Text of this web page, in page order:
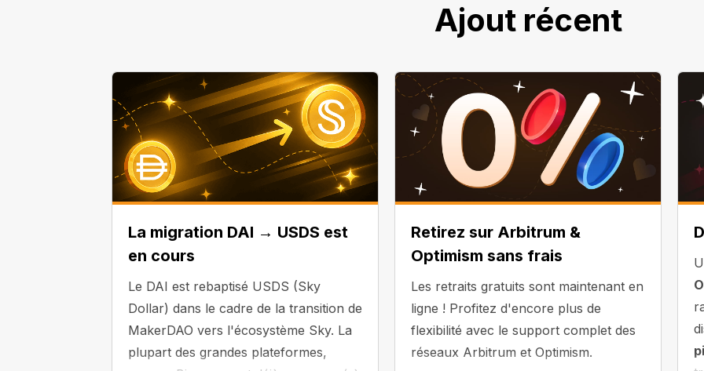
Ajout récent
La migration DAI → USDS est
en cours
Le DAI est rebaptisé USDS (Sky
Dollar) dans le cadre de la transition de
MakerDAO vers l'écosystème Sky. La
plupart des grandes plateformes,
Retirez sur Arbitrum &
Optimism sans frais
Les retraits gratuits sont maintenant en
ligne ! Profitez d'encore plus de
flexibilité avec le support complet des
réseaux Arbitrum et Optimism.